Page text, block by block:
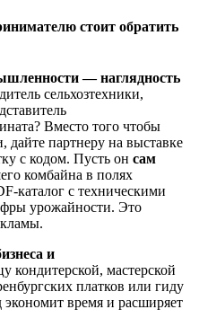
стоит обратить
— наглядность
сельхозтехники,
Вместо того чтобы
дайте партнеру на выставке
с кодом. Пусть он сам
комбайна в полях
каталог с техническими
урожайности. Это
и
кондитерской, мастерской
платков или гиду
время и расширяет